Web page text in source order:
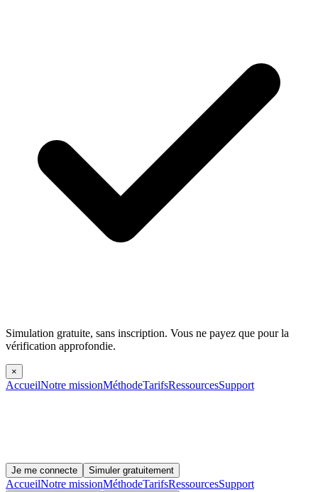
Simulation gratuite, sans inscription. Vous ne payez que pour la
vérification approfondie.
×
AccueilNotre missionMéthodeTarifsRessourcesSupport
Je me connecte Simuler gratuitement
AccueilNotre missionMéthodeTarifsRessourcesSupport